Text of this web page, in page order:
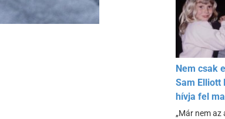
Nem csak
Sam Elliott
hívja fel
„Már nem az